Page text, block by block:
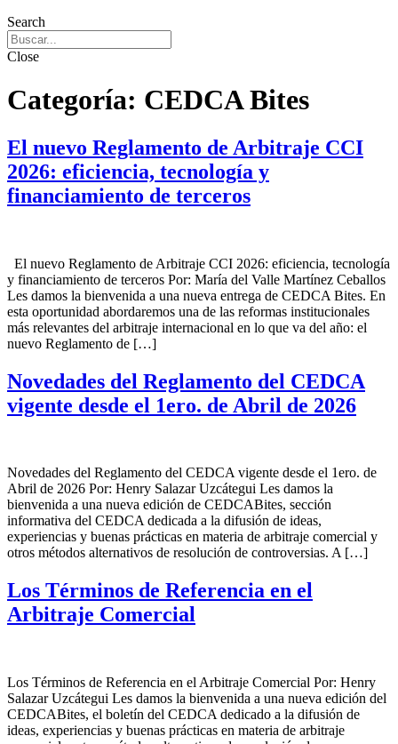
Search
Close
Categoría: CEDCA Bites
El nuevo Reglamento de Arbitraje CCI
2026: eficiencia, tecnología y
financiamiento de terceros
El nuevo Reglamento de Arbitraje CCI 2026: eficiencia, tecnología
y financiamiento de terceros Por: María del Valle Martínez Ceballos
Les damos la bienvenida a una nueva entrega de CEDCA Bites. En
esta oportunidad abordaremos una de las reformas institucionales
más relevantes del arbitraje internacional en lo que va del año: el
nuevo Reglamento de […]
Novedades del Reglamento del CEDCA
vigente desde el 1ero. de Abril de 2026
Novedades del Reglamento del CEDCA vigente desde el 1ero. de
Abril de 2026 Por: Henry Salazar Uzcátegui Les damos la
bienvenida a una nueva edición de CEDCABites, sección
informativa del CEDCA dedicada a la difusión de ideas,
experiencias y buenas prácticas en materia de arbitraje comercial y
otros métodos alternativos de resolución de controversias. A […]
Los Términos de Referencia en el
Arbitraje Comercial
Los Términos de Referencia en el Arbitraje Comercial Por: Henry
Salazar Uzcátegui Les damos la bienvenida a una nueva edición del
CEDCABites, el boletín del CEDCA dedicado a la difusión de
ideas, experiencias y buenas prácticas en materia de arbitraje